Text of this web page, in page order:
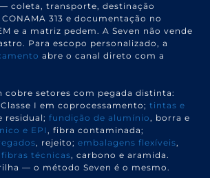
coleta, transporte, destinação
313 e documentação no
e a matriz pedem. A Seven não vende
Para escopo personalizado, a
abre o canal direto com a
cobre setores com pegada distinta:
I em coprocessamento;tintas e
residual;fundição de alumínio, borra e
e EPI, fibra contaminada;
, rejeito;embalagens flexíveis,
fibras técnicas, carbono e aramida.
— o método Seven é o mesmo.